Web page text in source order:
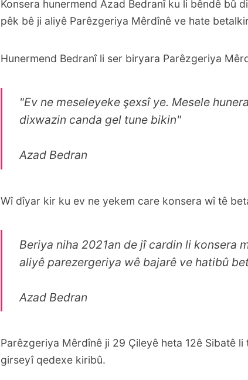
Konsera hunermend Azad Bedranî ku li bêndê bû
pêk bê ji aliyê Parêzgeriya Mêrdînê ve hate
Hunermend Bedranî li ser biryara Parêzgeriya
"Ev ne meseleyeke şexsî ye. Mesele
dixwazin canda gel tune bikin"
Azad Bedran
Wî dîyar kir ku ev ne yekem care konsera wî tê
Beriya niha 2021an de jî cardin li konsera
aliyê parezergeriya wê bajarê ve hatibû
Azad Bedran
Parêzgeriya Mêrdînê ji 29 Çileyê heta 12ê Sibatê
girseyî qedexe kiribû.